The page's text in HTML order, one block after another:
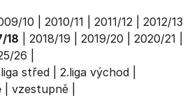
10 2010/11 2011/12| 2012/13
18 2018/19 2019/20 2020/21
26
střed| 2.liga východ|
| vzestupně|